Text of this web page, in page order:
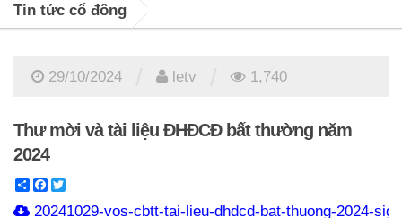
Tin tức cổ đông
29/10/2024 letv 1,740
Thư mời và tài liệu ĐHĐCĐ bất thường năm
2024
ShareFacebook
20241029-vos-cbtt-tai-lieu-dhdcd-bat-thuong-2024-